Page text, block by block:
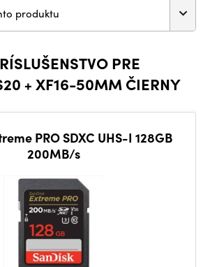
produktu
PRE
+ XF16-50MM ČIERNY
PRO SDXC UHS-I 128GB
200MB/s